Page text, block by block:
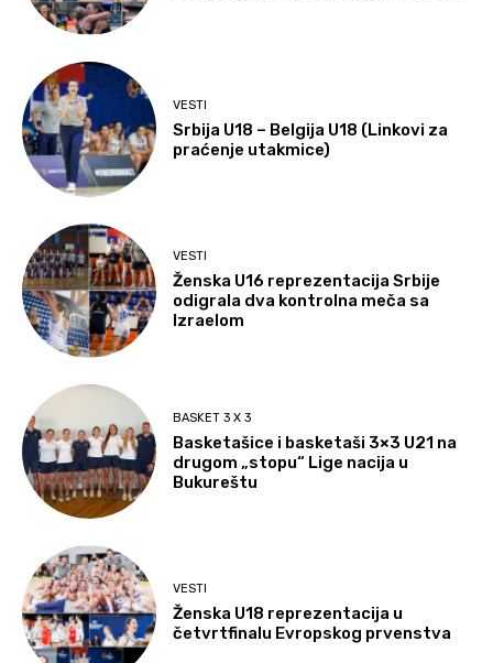
VESTI
Srbija U18 – Belgija U18 (Linkovi za
praćenje utakmice)
VESTI
Ženska U16 reprezentacija Srbije
odigrala dva kontrolna meča sa
Izraelom
BASKET 3 X 3
Basketašice i basketaši 3×3 U21 na
drugom „stopu“ Lige nacija u
Bukureštu
VESTI
Ženska U18 reprezentacija u
četvrtfinalu Evropskog prvenstva